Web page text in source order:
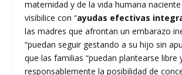
maternidad y de la vida humana
visibilice con “ayudas efectivas
las madres que afrontan un embarazo
“puedan seguir gestando a su hijo sin
que las familias “puedan plantearse libre
responsablemente la posibilidad de